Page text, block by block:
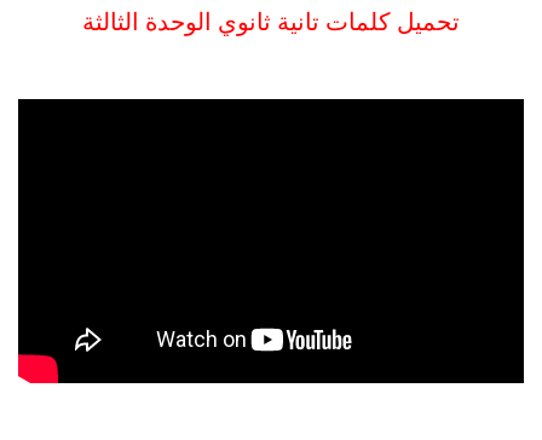
تحميل كلمات تانية ثانوي الوحدة الثالثة